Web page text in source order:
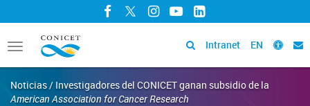
Facebook
TwitterInstagram
YouTubeLinkedIn
Toggle
navigation
Intranet EN
Noticias / Investigadores del CONICET ganan subsidio de la
American Association for Cancer Research